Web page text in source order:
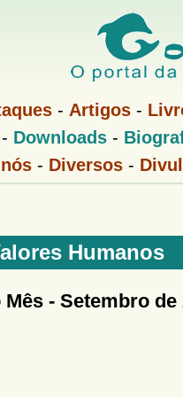
Pular
para
o
principal
- Artigos -
Downloads-
- Diversos-
Humanos
Mês -Setembro de